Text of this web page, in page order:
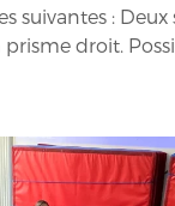
suivantes : Deux
droit.